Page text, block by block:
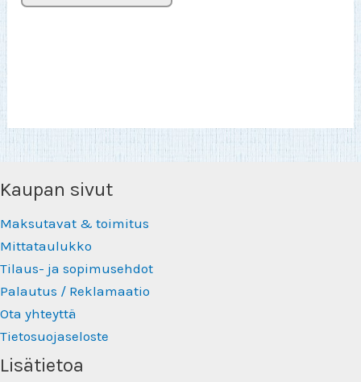
valinnat
tuotteen
Kaupan sivut
Maksutavat & toimitus
Mittataulukko
Tilaus- ja sopimusehdot
Palautus / Reklamaatio
Ota yhteyttä
Tietosuojaseloste
Lisätietoa